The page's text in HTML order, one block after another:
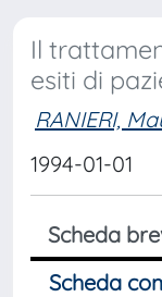
Il
esiti di
RANIERI,
1994-01-01
Scheda
Scheda